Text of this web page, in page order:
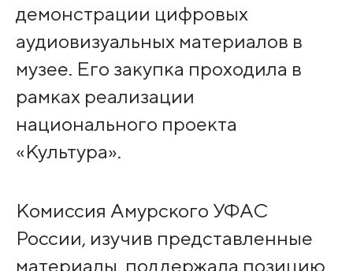
демонстрации цифровых
аудиовизуальных материалов в
музее. Его закупка проходила в
рамках реализации
национального проекта
«Культура».
Комиссия Амурского УФАС
России, изучив представленные
материалы, поддержала позицию